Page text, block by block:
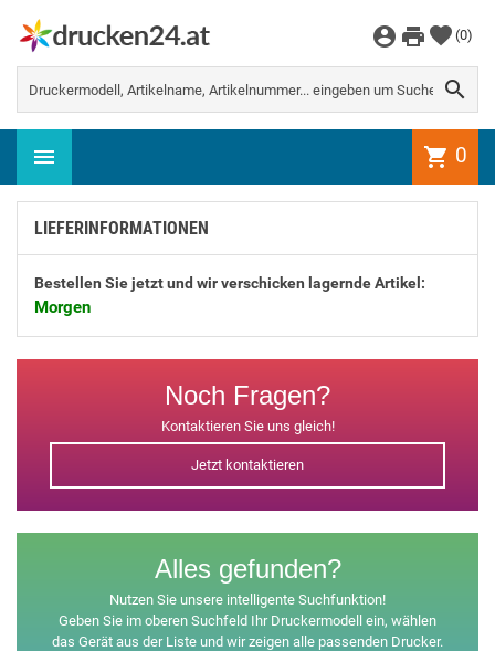

(0)
shopping_cart 0
WEITER EINKAUFEN
Es gibt keine Artikel mehr in Ihrem
Warenkorb
LIEFERINFORMATIONEN
Bestellen Sie jetzt und wir verschicken lagernde Artikel:
Morgen
Noch Fragen?
Kontaktieren Sie uns gleich!
Jetzt kontaktieren
Alles gefunden?
Nutzen Sie unsere intelligente Suchfunktion!
Geben Sie im oberen Suchfeld Ihr Druckermodell ein, wählen
das Gerät aus der Liste und wir zeigen alle passenden Drucker.